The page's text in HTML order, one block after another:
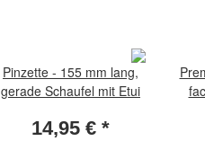
Pinzette - 155 mm lang,
gerade Schaufel mit Etui
14,95 € *